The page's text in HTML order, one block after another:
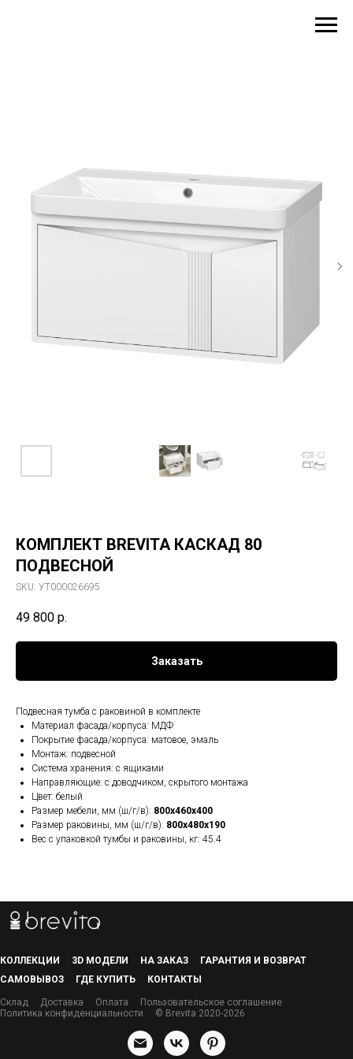
КОМПЛЕКТ BREVITA КАСКАД 80
ПОДВЕСНОЙ
SKU: УТ000026695
49 800 р.
Заказать
Подвесная тумба с раковиной в комплекте
Материал фасада/корпуса: МДФ
Покрытие фасада/корпуса: матовое, эмаль
Монтаж: подвесной
Система хранения: с ящиками
Направляющие: с доводчиком, скрытого монтажа
Цвет: белый
Размер мебели, мм (ш/г/в): 800x460x400
Размер раковины, мм (ш/г/в): 800x480x190
Вес с упаковкой тумбы и раковины, кг: 45.4
КОЛЛЕКЦИИ 3D МОДЕЛИ НА ЗАКАЗ
ГАРАНТИЯ И ВОЗВРАТ
САМОВЫВОЗ
ГДЕ КУПИТЬ КОНТАКТЫ
Склад Доставка Оплата
Пользовательское соглашение
Политика конфиденциальности
© Brevita 2020-2026